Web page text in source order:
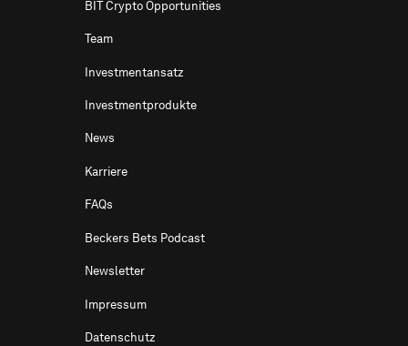
BIT Crypto Opportunities
Team
Investmentansatz
Investmentprodukte
News
Karriere
FAQs
Beckers Bets Podcast
Newsletter
Impressum
Datenschutz